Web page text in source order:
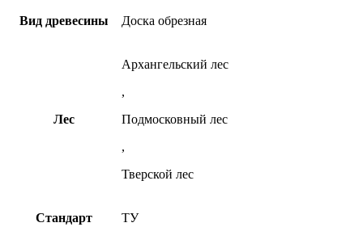
Вид древесины Доска обрезная
Лес
Архангельский лес
,
Подмосковный лес
,
Тверской лес
Стандарт ТУ